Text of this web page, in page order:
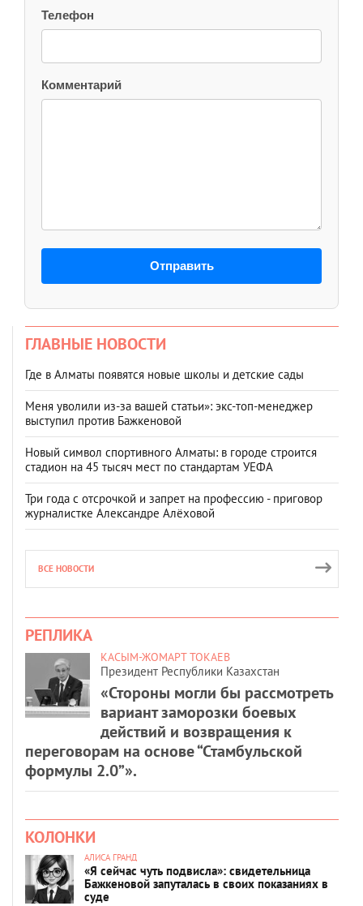
Телефон
Комментарий
Отправить
ГЛАВНЫЕ НОВОСТИ
Где в Алматы появятся новые школы и детские сады
Меня уволили из-за вашей статьи»: экс-топ-менеджер
выступил против Бажкеновой
Новый символ спортивного Алматы: в городе строится
стадион на 45 тысяч мест по стандартам УЕФА
Три года с отсрочкой и запрет на профессию - приговор
журналистке Александре Алёховой
ВСЕ НОВОСТИ
РЕПЛИКА
КАСЫМ-ЖОМАРТ ТОКАЕВ
Президент Республики Казахстан
«Стороны могли бы рассмотреть
вариант заморозки боевых
действий и возвращения к
переговорам на основе “Стамбульской
формулы 2.0”».
КОЛОНКИ
АЛИСА ГРАНД
«Я сейчас чуть подвисла»: свидетельница
Бажкеновой запуталась в своих показаниях в
суде